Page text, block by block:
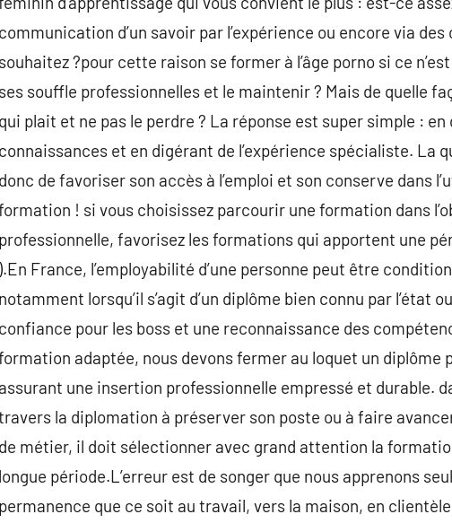
communication d’un savoir par l’expérience ou encore via
souhaitez ?pour cette raison se former à l’âge porno si ce
ses souffle professionnelles et le maintenir ? Mais de quelle
qui plait et ne pas le perdre ? La réponse est super simple :
connaissances et en digérant de l’expérience spécialiste. La
donc de favoriser son accès à l’emploi et son conserve dans
! si vous choisissez parcourir une formation dans
professionnelle, favorisez les formations qui apportent une
).En France, l’employabilité d’une personne peut être
notamment lorsqu’il s’agit d’un diplôme bien connu par l’état
confiance pour les boss et une reconnaissance des
adaptée, nous devons fermer au loquet un diplôme
assurant une insertion professionnelle empressé et durable.
la diplomation à préserver son poste ou à faire
de métier, il doit sélectionner avec grand attention la
longue période.L’erreur est de songer que nous apprenons
permanence que ce soit au travail, vers la maison, en